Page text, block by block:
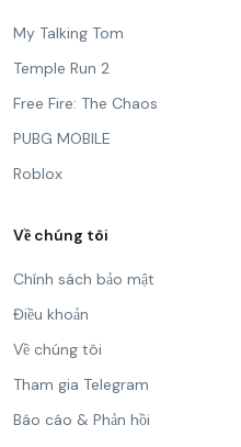
My Talking Tom
Temple Run 2
Free Fire: The Chaos
PUBG MOBILE
Roblox
Về chúng tôi
Chính sách bảo mật
Điều khoản
Về chúng tôi
Tham gia Telegram
Báo cáo & Phản hồi